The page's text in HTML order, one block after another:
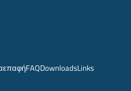
επαφήFAQDownloadsLinks